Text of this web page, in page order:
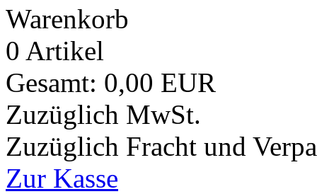
Warenkorb
0 Artikel
Gesamt: 0,00 EUR
Zuzüglich MwSt.
Zuzüglich Fracht und
Zur Kasse